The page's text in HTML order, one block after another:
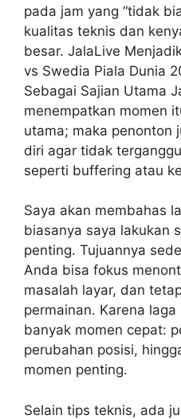
pada jam yang “tidak
kualitas teknis dan
besar. JalaLive
vs Swedia Piala Dunia
Sebagai Sajian Utama
menempatkan momen
utama; maka penonton
diri agar tidak
seperti buffering atau
Saya akan membahas
biasanya saya lakukan
penting. Tujuannya
Anda bisa fokus
masalah layar, dan
permainan. Karena
banyak momen cepat:
perubahan posisi,
momen penting.
Selain tips teknis, ada